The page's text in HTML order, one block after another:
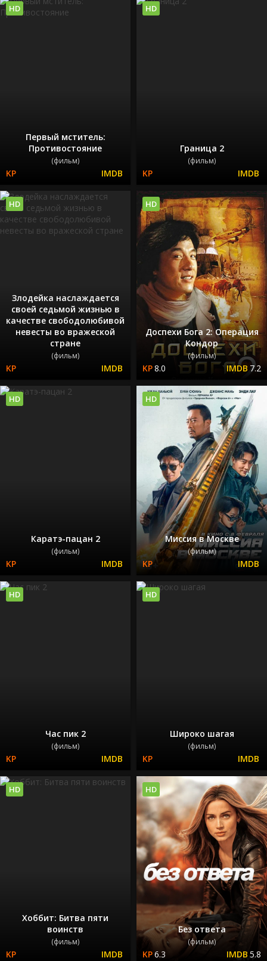
Первый мститель:
Противостояние
(фильм)
HD
Граница 2
(фильм)
HD
Злодейка наслаждается
своей седьмой жизнью в
качестве свободолюбивой
невесты во вражеской
стране
(фильм)
HD
Доспехи Бога 2: Операция
Кондор
(фильм)
8.0 7.2
HD
Каратэ-пацан 2
(фильм)
HD
Миссия в Москве
(фильм)
HD
Час пик 2
(фильм)
HD
Широко шагая
(фильм)
HD
Хоббит: Битва пяти
воинств
(фильм)
HD
Без ответа
(фильм)
6.3 5.8
HD